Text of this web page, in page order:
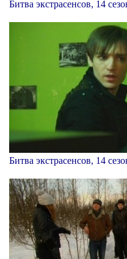
Битва экстрасенсов, 14
Битва экстрасенсов, 14